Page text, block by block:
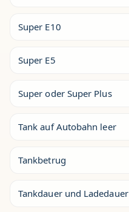
Super E10
Super E5
Super oder Super Plus
Tank auf Autobahn leer
Tankbetrug
Tankdauer und Ladedauer